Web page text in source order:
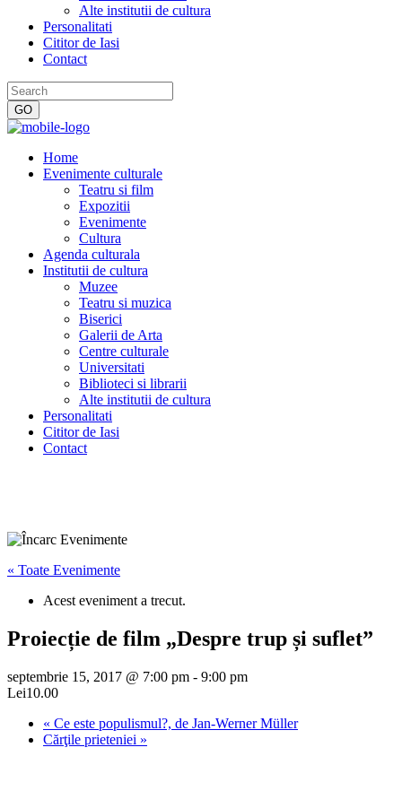
Alte institutii de cultura
Personalitati
Cititor de Iasi
Contact
Home
Evenimente culturale
Teatru si film
Expozitii
Evenimente
Cultura
Agenda culturala
Institutii de cultura
Muzee
Teatru si muzica
Biserici
Galerii de Arta
Centre culturale
Universitati
Biblioteci si librarii
Alte institutii de cultura
Personalitati
Cititor de Iasi
Contact
« Toate Evenimente
Acest eveniment a trecut.
Proiecție de film „Despre trup și suflet”
septembrie 15, 2017 @ 7:00 pm - 9:00 pm
Lei10.00
« Ce este populismul?, de Jan-Werner Müller
Cărţile prieteniei »